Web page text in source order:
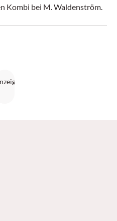
Kombi bei M. Waldenström.